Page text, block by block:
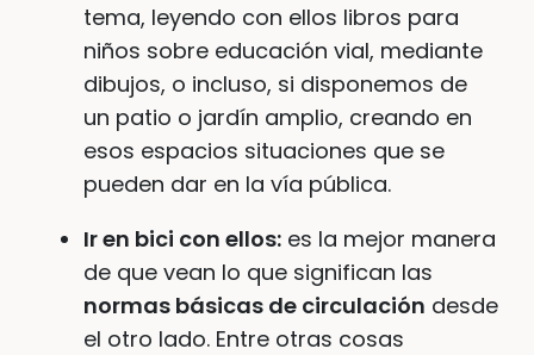
tema, leyendo con ellos libros para
niños sobre educación vial, mediante
dibujos, o incluso, si disponemos de
un patio o jardín amplio, creando en
esos espacios situaciones que se
pueden dar en la vía pública.
Ir en bici con ellos: es la mejor manera
de que vean lo que significan las
normas básicas de circulación desde
el otro lado. Entre otras cosas